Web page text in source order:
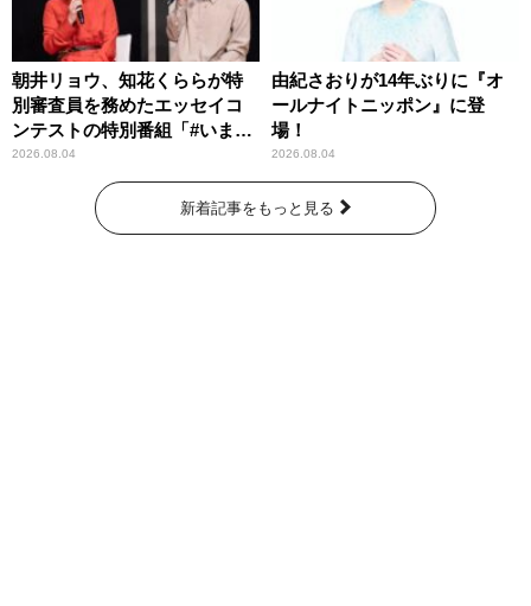
朝井リョウ、知花くららが特
別審査員を務めたエッセイコ
ンテストの特別番組「#いまあ
なたに伝えたいこと」
2026.08.04
由紀さおりが14年ぶりに『オ
ールナイトニッポン』に登
場！
2026.08.04
新着記事をもっと見る